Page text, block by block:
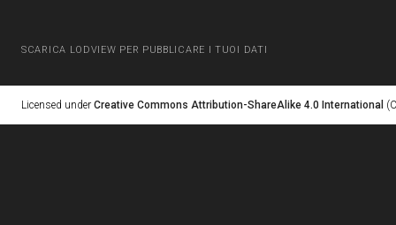
SCARICA LODVIEW PER PUBBLICARE I TUOI DATI
Licensed under Creative Commons Attribution-ShareAlike 4.0 International